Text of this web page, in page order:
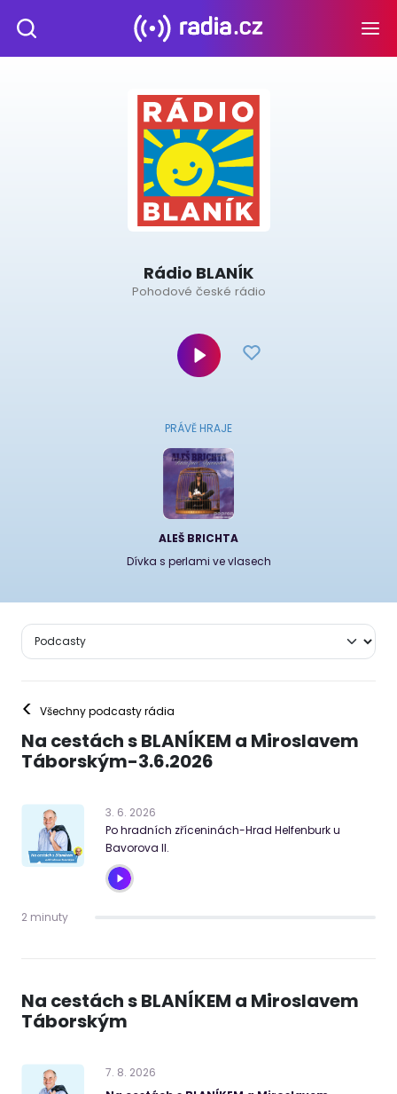
Rádio BLANÍK
Pohodové české rádio
PRÁVĚ HRAJE
ALEŠ BRICHTA
Dívka s perlami ve vlasech
< Všechny podcasty rádia
Na cestách s BLANÍKEM a Miroslavem
Táborským-3.6.2026
3. 6. 2026
Po hradních zříceninách-Hrad Helfenburk u
Bavorova II.
2 minuty
Na cestách s BLANÍKEM a Miroslavem
Táborským
7. 8. 2026